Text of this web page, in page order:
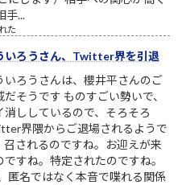
手...
た
いろうさん、Twitter界を引退
いろうさんは、櫻井平さんのご
だそうです ものすごい勢いで、
消ししているので、そろそろ
界隈からご退場されるようで
召されるのですね。お迎えが来
ですね。特定されたのですね。
匿名ではなく本音で喋れる関係